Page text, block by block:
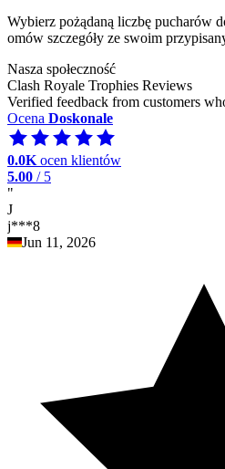
Wybierz pożądaną liczbę pucharów
omów szczegóły ze swoim
Nasza społeczność
Clash Royale Trophies Reviews
Verified feedback from customers
Ocena Doskonale
0.0K ocen klientów
5.00 / 5
"
J
j***8
Jun 11, 2026